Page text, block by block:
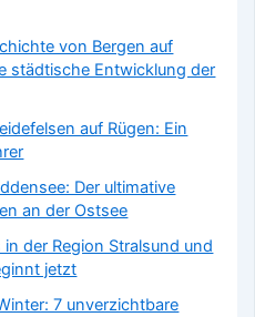
von Bergen auf
städtische Entwicklung der
auf Rügen: Ein
Der ultimative
an der Ostsee
der Region Stralsund und
jetzt
7 unverzichtbare